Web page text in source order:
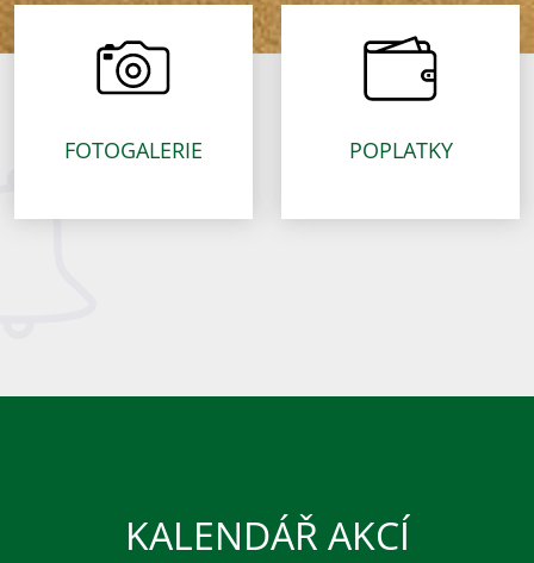
FOTOGALERIE POPLATKY
KALENDÁŘ AKCÍ